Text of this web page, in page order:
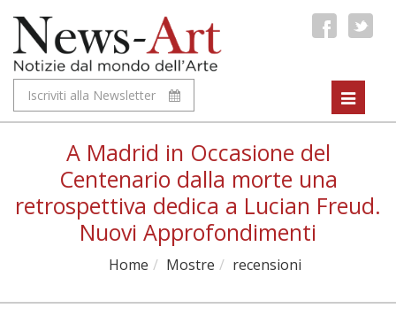
Iscriviti alla Newsletter
Toggle
A Madrid in Occasione del
Centenario dalla morte una
retrospettiva dedica a Lucian Freud.
Nuovi Approfondimenti
Home Mostre recensioni